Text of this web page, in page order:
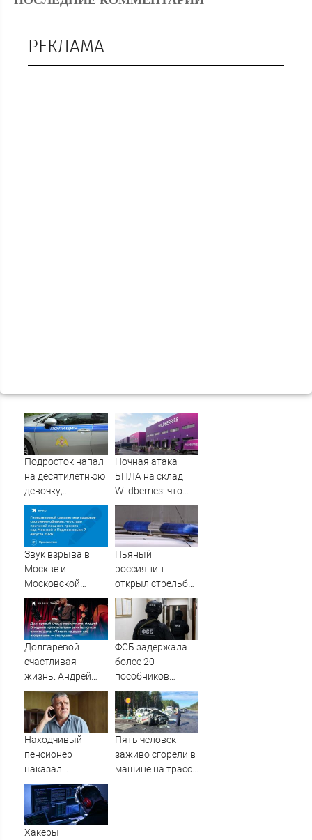
РЕКЛАМА
Подросток напал
на десятилетнюю
девочку,
ворвавшись в
квартиру
Ночная атака
БПЛА на склад
Wildberries: что
известно об
очередном ударе
по логистическим
центрам
Звук взрыва в
Москве и
Московской
области 7 августа
2026 года:
Причины,
источник, откуда
Пьяный
россиянин
открыл стрельбу
по скорой
помощи и
полицейским
Долгаревой
счастливая
жизнь. Андрей
Бледный
пронзительно
зачитал стихи
вместо рэпа: «У
ФСБ задержала
более 20
пособников
украинских кол-
центров за
кибермошенничество
Находчивый
пенсионер
наказал
мошенников
изощренным
способом
Пять человек
заживо сгорели в
машине на трассе
Хакеры